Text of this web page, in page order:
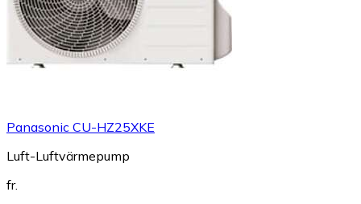
Panasonic CU-HZ25XKE
Luft-Luftvärmepump
fr.